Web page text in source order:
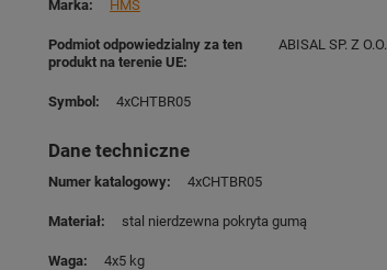
Marka HMS
Podmiot odpowiedzialny za ten
produkt na terenie UE
ABISAL SP. Z O.O.
Symbol 4xCHTBR05
Dane techniczne
Numer katalogowy 4xCHTBR05
Materiał stal nierdzewna pokryta gumą
Waga 4x5 kg